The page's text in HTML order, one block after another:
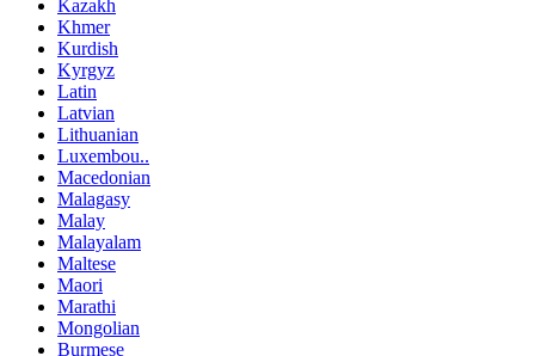
Kazakh
Khmer
Kurdish
Kyrgyz
Latin
Latvian
Lithuanian
Luxembou..
Macedonian
Malagasy
Malay
Malayalam
Maltese
Maori
Marathi
Mongolian
Burmese